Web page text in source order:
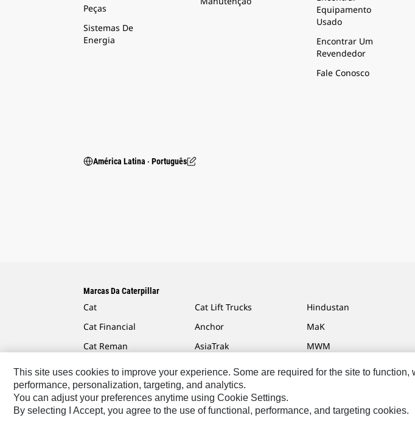
Peças
Sistemas De
Energia
Equipamento
Usado
Encontrar Um
Revendedor
Fale Conosco
América Latina ‧ Português
Marcas Da Caterpillar
Cat
Cat Financial
Cat Reman
Cat Rentals
Cat Lift Trucks
Anchor
AsiaTrak
FG Wilson
Hindustan
MaK
MWM
VisionLink
This site uses cookies to improve your experience. Some are required for the site to function,
performance, personalization, targeting, and analytics.
You can adjust your preferences anytime using Cookie Settings.
By selecting I Accept, you agree to the use of functional, performance, and targeting cookies.